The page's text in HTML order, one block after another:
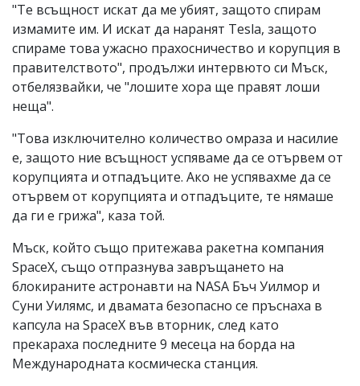
"Те всъщност искат да ме убият, защото спирам
измамите им. И искат да наранят Tesla, защото
спираме това ужасно прахосничество и корупция в
правителството", продължи интервюто си Мъск,
отбелязвайки, че "лошите хора ще правят лоши
неща".
"Това изключително количество омраза и насилие
е, защото ние всъщност успяваме да се отървем от
корупцията и отпадъците. Ако не успявахме да се
отървем от корупцията и отпадъците, те нямаше
да ги е грижа", каза той.
Мъск, който също притежава ракетна компания
SpaceX, също отпразнува завръщането на
блокираните астронавти на NASA Бъч Уилмор и
Суни Уилямс, и двамата безопасно се пръснаха в
капсула на SpaceX във вторник, след като
прекараха последните 9 месеца на борда на
Международната космическа станция.